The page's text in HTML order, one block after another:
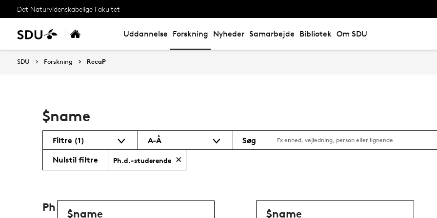
Det Naturvidenskabelige Fakultet
Uddannelse Forskning Nyheder Samarbejde Bibliotek Om SDU
SDU Forskning RecaP
$name
Filtre (1) A-Å Søg
Nulstil filtre Ph.d.-studerende
Ph.d.-studerende
$name $name